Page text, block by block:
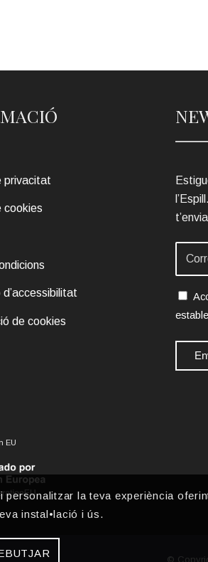
privacitat
cookies
d’accessibilitat
de cookies
EU
©
la teva experiència
instal•lació i ús.